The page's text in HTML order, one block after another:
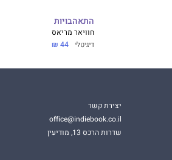
התאהבויות
חוויאר מריאס
דיגיטלי 44 ₪
יצירת קשר
office@indiebook.co.il
שדרות הרכס 13, מודיעין